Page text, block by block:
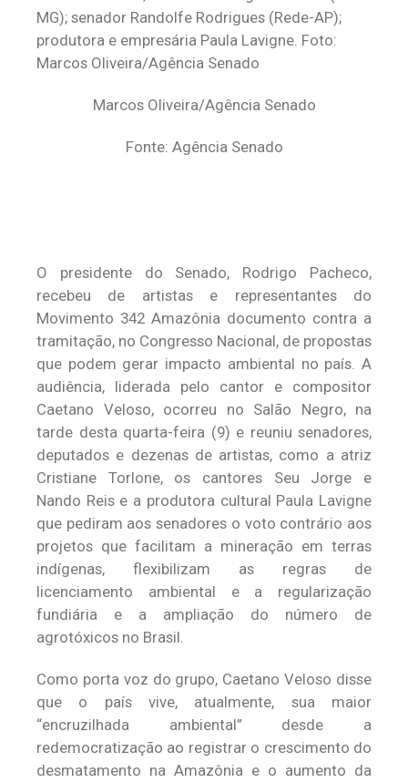
Marcos Oliveira/Agência Senado
Fonte: Agência Senado
O presidente do Senado, Rodrigo Pacheco,
recebeu de artistas e representantes do
Movimento 342 Amazônia documento contra a
tramitação, no Congresso Nacional, de propostas
que podem gerar impacto ambiental no país. A
audiência, liderada pelo cantor e compositor
Caetano Veloso, ocorreu no Salão Negro, na
tarde desta quarta-feira (9) e reuniu senadores,
deputados e dezenas de artistas, como a atriz
Cristiane Torlone, os cantores Seu Jorge e
Nando Reis e a produtora cultural Paula Lavigne
que pediram aos senadores o voto contrário aos
projetos que facilitam a mineração em terras
indígenas, flexibilizam as regras de
licenciamento ambiental e a regularização
fundiária e a ampliação do número de
agrotóxicos no Brasil.
Como porta voz do grupo, Caetano Veloso disse
que o país vive, atualmente, sua maior
“encruzilhada ambiental” desde a
redemocratização ao registrar o crescimento do
desmatamento na Amazônia e o aumento da